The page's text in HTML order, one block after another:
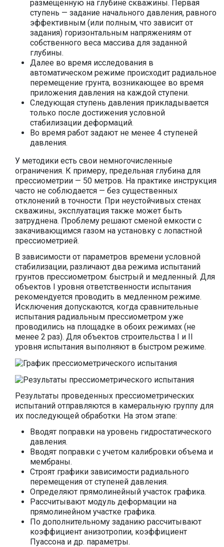
размещенную на глубине скважины. Первая
ступень — задание начального давления, равного
эффективным (или полным, что зависит от
задания) горизонтальным напряжениям от
собственного веса массива для заданной
глубины.
Далее во время исследования в
автоматическом режиме происходит радиальное
перемещение грунта, возникающее во время
приложения давления на каждой ступени.
Следующая ступень давления прикладывается
только после достижения условной
стабилизации деформаций.
Во время работ задают не менее 4 ступеней
давления.
У методики есть свои немногочисленные
ограничения. К примеру, предельная глубина для
прессиометрии — 50 метров. На практике инструкция
часто не соблюдается — без существенных
отклонений в точности. При неустойчивых стенах
скважины, эксплуатация также может быть
затруднена. Проблему решают сменой емкости с
закачивающимся газом на установку с лопастной
прессиометрией.
В зависимости от параметров времени условной
стабилизации, различают два режима испытаний
грунтов прессиометром: быстрый и медленный. Для
объектов I уровня ответственности испытания
рекомендуется проводить в медленном режиме.
Исключения допускаются, когда сравнительные
испытания радиальным прессиометром уже
проводились на площадке в обоих режимах (не
менее 2 раз). Для объектов строительства I и II
уровня испытания выполняют в быстром режиме.
Результаты проведенных прессиометрических
испытаний отправляются в камеральную группу для
их последующей обработки. На этом этапе:
Вводят поправки на уровень гидростатического
давления.
Вводят поправки с учетом калибровки объема и
мембраны.
Строят графики зависимости радиального
перемещения от ступеней давления.
Определяют прямолинейный участок графика.
Рассчитывают модуль деформации на
прямолинейном участке графика.
По дополнительному заданию рассчитывают
коэффициент анизотропии, коэффициент
Пуассона и др. параметры.